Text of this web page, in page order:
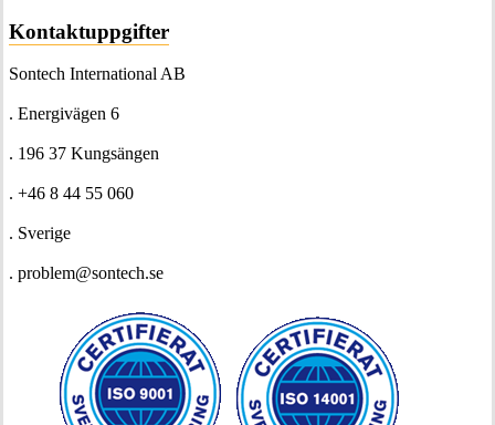
Kontaktuppgifter
Sontech International AB
. Energivägen 6
. 196 37 Kungsängen
. +46 8 44 55 060
. Sverige
. problem@sontech.se